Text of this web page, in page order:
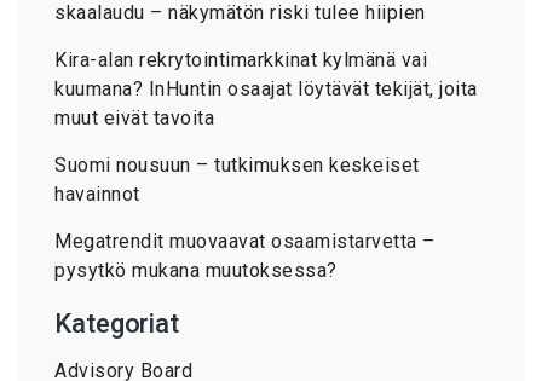
skaalaudu – näkymätön riski tulee hiipien
Kira-alan rekrytointimarkkinat kylmänä vai
kuumana? InHuntin osaajat löytävät tekijät, joita
muut eivät tavoita
Suomi nousuun – tutkimuksen keskeiset
havainnot
Megatrendit muovaavat osaamistarvetta –
pysytkö mukana muutoksessa?
Kategoriat
Advisory Board